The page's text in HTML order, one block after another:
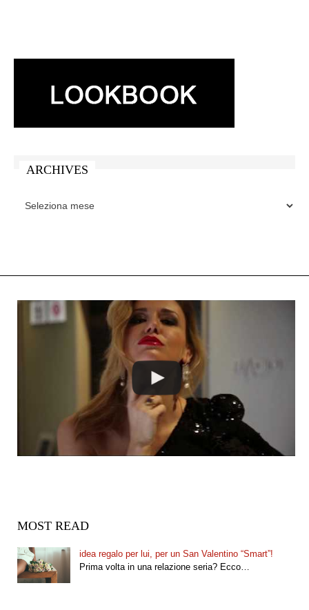
ARCHIVES
MOST READ
idea regalo per lui, per un San Valentino “Smart”!
Prima volta in una relazione seria? Ecco…